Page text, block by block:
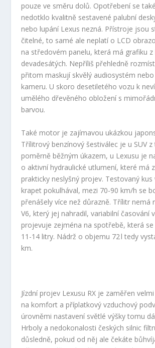
pouze ve směru dolů. Opotřebení se
nedotklo kvalitně sestavené palubní
nebo lupání Lexus nezná. Přístroje jsou
čitelné, to samé ale neplatí o LCD
na středovém panelu, která má grafiku z
devadesátých. Nepříliš přehledně
přitom maskují skvělý audiosystém
kameru. U skoro desetiletého vozu k
umělého dřevěného obložení s
barvou.
Také motor je zajímavou ukázkou
Třílitrový benzínový šestiválec je u SUV
poměrně běžným úkazem, u Lexusu je
o aktivní hydraulické utlumení, které má
prakticky neslyšný projev. Testovaný
krapet pokulhával, mezi 70-90 km/h se
přenášely více než důrazně. Třílitr nemá
V6, který jej nahradil, variabilní časování
projevuje zejména na spotřebě, která
11-14 litry. Nádrž o objemu 72 l tedy
km.
Jízdní projev Lexusu RX je zaměřen
na komfort a příplatkový vzduchový
úrovněmi nastavení světlé výšky tomu
Hrboly a nedokonalosti českých silnic
důsledně, pokud od něj ale čekáte